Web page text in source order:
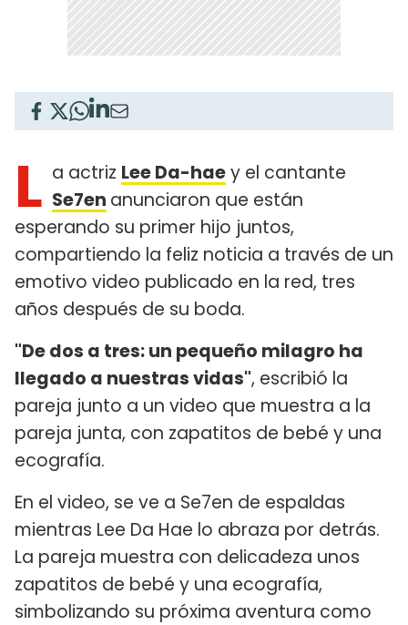
L a actriz Lee Da-haey el cantante
Se7en anunciaron que están
esperando su primer hijo juntos,
compartiendo la feliz noticia a través de un
emotivo video publicado en la red, tres
años después de su boda.
"De dos a tres: un pequeño milagro ha
llegado a nuestras vidas", escribió la
pareja junto a un video que muestra a la
pareja junta, con zapatitos de bebé y una
ecografía.
En el video, se ve a Se7en de espaldas
mientras Lee Da Hae lo abraza por detrás.
La pareja muestra con delicadeza unos
zapatitos de bebé y una ecografía,
simbolizando su próxima aventura como